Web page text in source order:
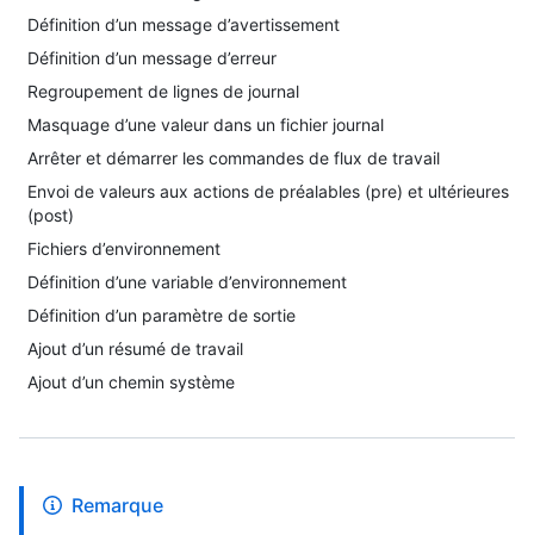
Définition d’un message d’avertissement
Définition d’un message d’erreur
Regroupement de lignes de journal
Masquage d’une valeur dans un fichier journal
Arrêter et démarrer les commandes de flux de travail
Envoi de valeurs aux actions de préalables (pre) et ultérieures
(post)
Fichiers d’environnement
Définition d’une variable d’environnement
Définition d’un paramètre de sortie
Ajout d’un résumé de travail
Ajout d’un chemin système
Remarque